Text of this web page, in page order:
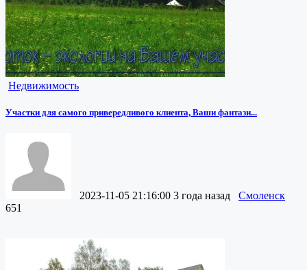
Недвижимость
Участки для самого привередливого клиента, Ваши фантази...
2023-11-05 21:16:00 3 года назад
Смоленск
651